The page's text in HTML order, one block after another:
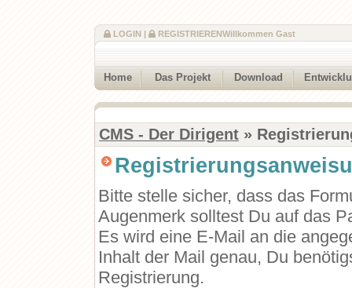
Willkommen Gast
LOGIN | REGISTRIEREN
Home Das Projekt Download
CMS - Der Dirigent »
Bitte stelle sicher, dass das
Augenmerk solltest Du auf das
Es wird eine E-Mail an die
Inhalt der Mail genau, Du
Registrierung.